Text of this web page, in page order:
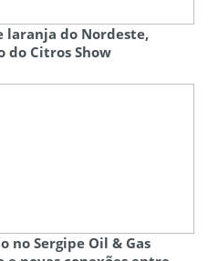
laranja do Nordeste,
do Citros Show
no Sergipe Oil & Gas